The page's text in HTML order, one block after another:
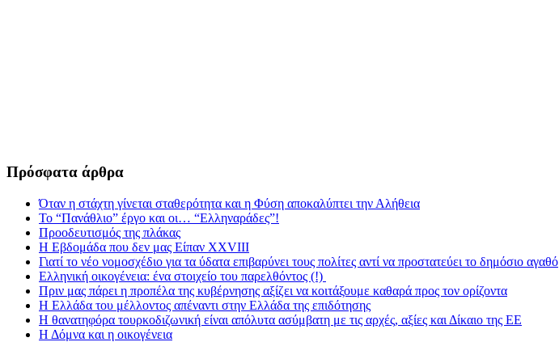
Πρόσφατα άρθρα
Όταν η στάχτη γίνεται σταθερότητα και η Φύση αποκαλύπτει την Αλήθεια
Το “Πανάθλιο” έργο και οι… “Ελληναράδες”!
Προοδευτισμός της πλάκας
Η Εβδομάδα που δεν μας Είπαν XXVIII
Γιατί το νέο νομοσχέδιο για τα ύδατα επιβαρύνει τους πολίτες αντί να προστατεύει το δημόσιο αγαθό
Ελληνική οικογένεια: ένα στοιχείο του παρελθόντος (!)
Πριν μας πάρει η προπέλα της κυβέρνησης αξίζει να κοιτάξουμε καθαρά προς τον ορίζοντα
Η Ελλάδα του μέλλοντος απέναντι στην Ελλάδα της επιδότησης
Η θανατηφόρα τουρκοδιζωνική είναι απόλυτα ασύμβατη με τις αρχές, αξίες και Δίκαιο της ΕΕ
Η Δόμνα και η οικογένεια